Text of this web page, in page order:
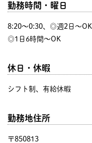
勤務時間・曜日
8:20〜0:30、◎週2日～OK
◎1日6時間～OK
休日・休暇
シフト制、有給休暇
勤務地住所
〒850813